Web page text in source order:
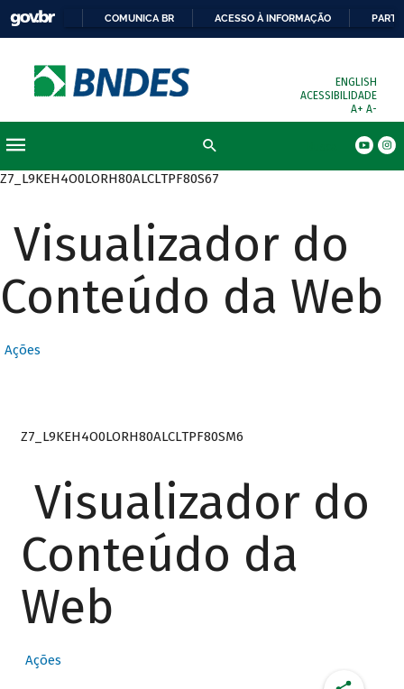
COMUNICA BR ACESSO À INFORMAÇÃO
ENGLISH
ACESSIBILIDADE
A+ A-
Z7_L9KEH4O0LORH80ALCLTPF80S67
Visualizador do
Conteúdo da Web
Ações
Z7_L9KEH4O0LORH80ALCLTPF80SM6
Visualizador do
Conteúdo da
Web
Ações